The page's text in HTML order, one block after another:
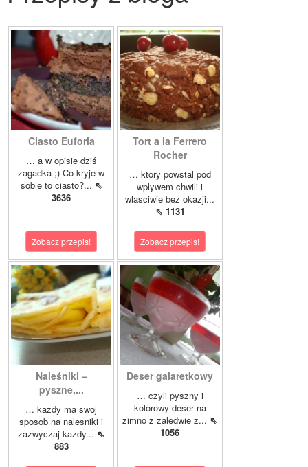
Ciasto Euforia
… a w opisie dziś
zagadka ;) Co kryje w
sobie to ciasto?... ⇖
3636
Zobacz przepis!
Tort a la Ferrero
Rocher
… ktory powstal pod
wplywem chwili i
wlasciwie bez okazji...
⇖ 1131
Zobacz przepis!
Naleśniki –
pyszne,...
… kazdy ma swoj
sposob na nalesniki i
zazwyczaj kazdy... ⇖
883
Deser galaretkowy
… czyli pyszny i
kolorowy deser na
zimno z zaledwie z... ⇖
1056